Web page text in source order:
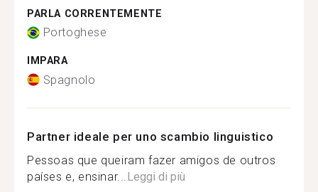
PARLA CORRENTEMENTE
Portoghese
IMPARA
Spagnolo
Partner ideale per uno scambio linguistico
Pessoas que queiram fazer amigos de outros
países e, ensinar... Leggi di più